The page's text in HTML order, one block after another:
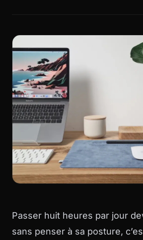
Passer huit heures par jour
sans penser à sa posture,